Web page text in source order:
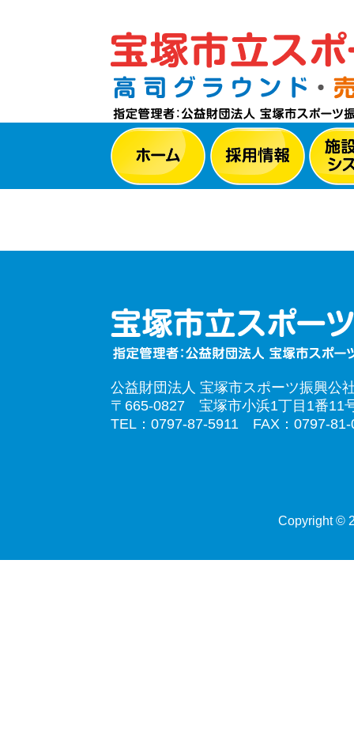
公益財団法人 宝塚市スポーツ振興公
〒665-0827 宝塚市小浜1丁目1番11
TEL：0797-87-5911 FAX：0797-81-
Copyright ©